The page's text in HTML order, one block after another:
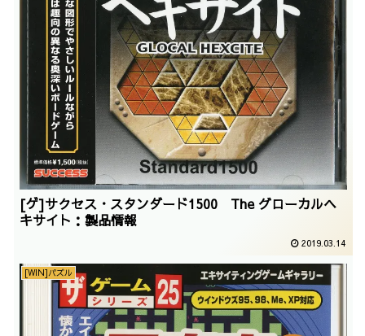
[ゲ]サクセス・スタンダード1500 The グローカルヘ
キサイト：製品情報
2019.03.14
[WIN]パズル